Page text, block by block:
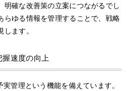
明確な改善策の立案につながるでし
らゆる情報を管理することで、戦略
ます。
速度の向上
管理という機能を備えています。